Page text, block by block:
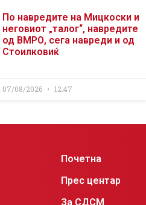
По навредите на Мицкоски и
неговиот „талог“, навредите
од ВМРО, сега навреди и од
Стоилковиќ
07/08/2026 12:47
Почетна
Прес центар
За СДСМ